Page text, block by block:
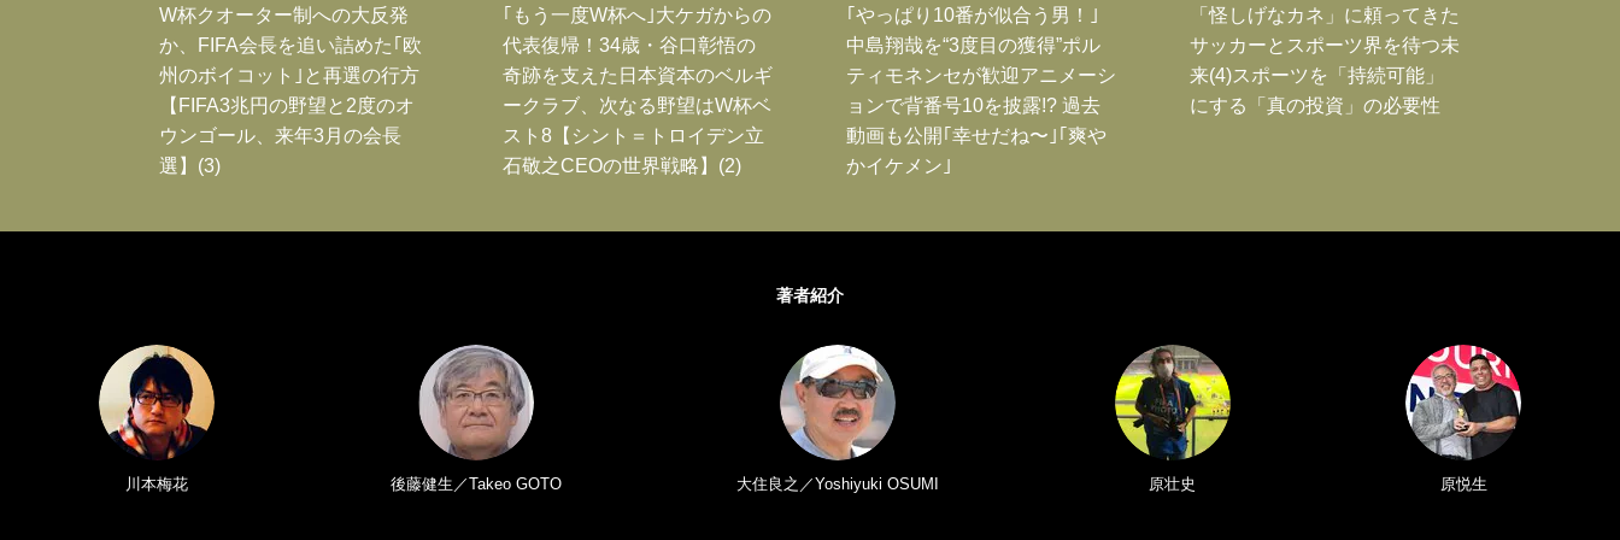
W杯クオーター制への大反発
か、FIFA会長を追い詰めた｢欧
州のボイコット｣と再選の行方
【FIFA3兆円の野望と2度のオ
ウンゴール、来年3月の会長
選】(3)
｢もう一度W杯へ｣大ケガからの
代表復帰！34歳・谷口彰悟の
奇跡を支えた日本資本のベルギ
ークラブ、次なる野望はW杯ベ
スト8【シント＝トロイデン立
石敬之CEOの世界戦略】(2)
｢やっぱり10番が似合う男！｣
中島翔哉を“3度目の獲得”ポル
ティモネンセが歓迎アニメーシ
ョンで背番号10を披露!? 過去
動画も公開｢幸せだね〜｣｢爽や
かイケメン｣
「怪しげなカネ」に頼ってきた
サッカーとスポーツ界を待つ未
来(4)スポーツを「持続可能」
にする「真の投資」の必要性
著者紹介
川本梅花 後藤健生／Takeo GOTO 大住良之／Yoshiyuki OSUMI 原壮史 原悦生